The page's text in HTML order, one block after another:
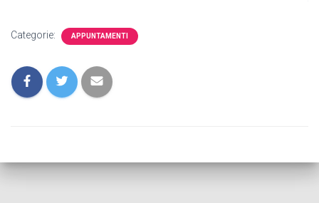
Categorie: APPUNTAMENTI